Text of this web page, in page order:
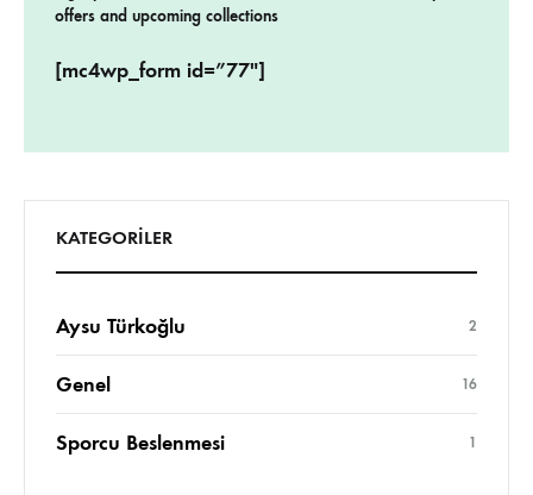
offers and upcoming collections
[mc4wp_form id=”77″]
KATEGORILER
Aysu Türkoğlu 2
Genel 16
Sporcu Beslenmesi 1